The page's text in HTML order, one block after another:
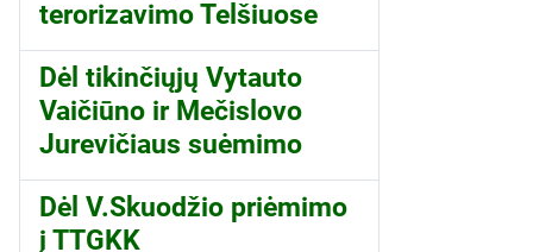
terorizavimo Telšiuose
Dėl tikinčiųjų Vytauto
Vaičiūno ir Mečislovo
Jurevičiaus suėmimo
Dėl V.Skuodžio priėmimo
į TTGKK